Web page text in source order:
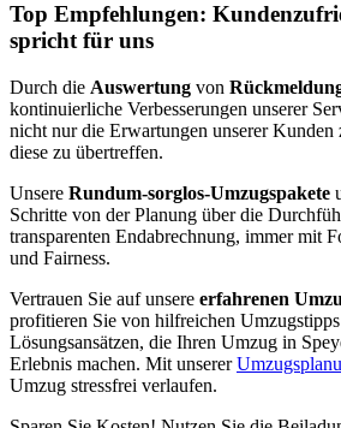
Top Empfehlungen:
spricht für uns
Durch die Auswertung von
kontinuierliche Verbesserungen unserer
nicht nur die Erwartungen unserer Kunden
diese zu übertreffen.
Unsere Rundum-sorglos-Umzugspakete
Schritte von der Planung über die
transparenten Endabrechnung, immer mit
und Fairness.
Vertrauen Sie auf unsere erfahrenen
profitieren Sie von hilfreichen
Lösungsansätzen, die Ihren Umzug in
Erlebnis machen. Mit unserer
Umzug stressfrei verlaufen.